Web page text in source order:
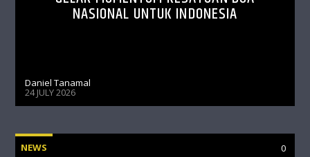
NASIONAL UNTUK INDONESIA
Daniel Tanamal
24 JULY 2026
NEWS 0